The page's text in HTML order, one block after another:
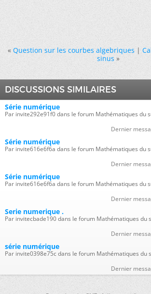
« Question sur les courbes algebriques|
sinus »
DISCUSSIONS SIMILAIRES
Série numérique
Par invite292e91f0 dans le forum Mathématiques du
Dernier
Série numérique
Par invite616e6f6a dans le forum Mathématiques du
Dernier
Série numérique
Par invite616e6f6a dans le forum Mathématiques du
Dernier
Serie numerique .
Par invitecbade190 dans le forum Mathématiques du
Dernier
série numérique
Par invite0398e75c dans le forum Mathématiques du
Dernier